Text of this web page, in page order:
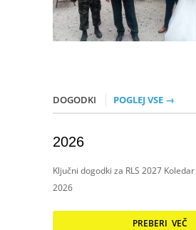
DOGODKI POGLEJ VSE →
2026
Ključni dogodki za RLS 2027
2026
PREBERI VEČ